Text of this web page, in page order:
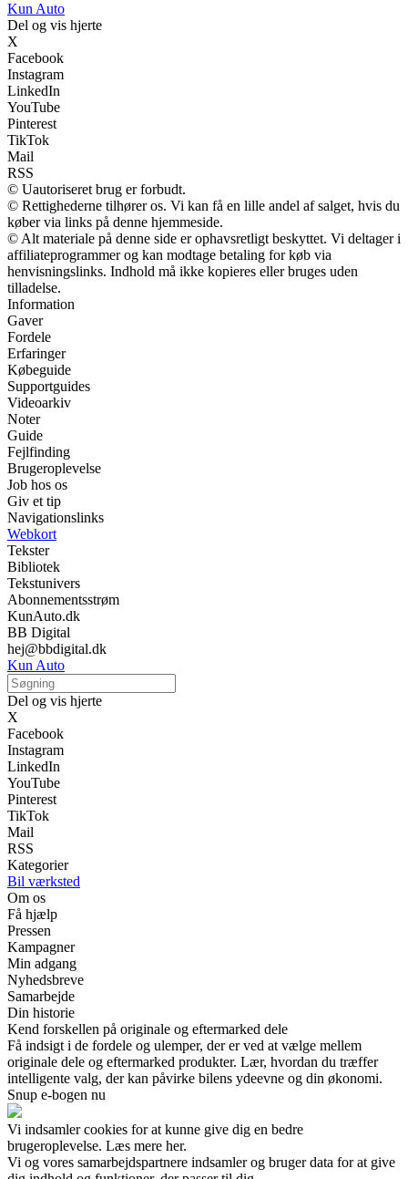
Kun Auto
Del og vis hjerte
X
Facebook
Instagram
LinkedIn
YouTube
Pinterest
TikTok
Mail
RSS
© Uautoriseret brug er forbudt.
© Rettighederne tilhører os. Vi kan få en lille andel af salget, hvis du
køber via links på denne hjemmeside.
© Alt materiale på denne side er ophavsretligt beskyttet. Vi deltager i
affiliateprogrammer og kan modtage betaling for køb via
henvisningslinks. Indhold må ikke kopieres eller bruges uden
tilladelse.
Information
Gaver
Fordele
Erfaringer
Købeguide
Supportguides
Videoarkiv
Noter
Guide
Fejlfinding
Brugeroplevelse
Job hos os
Giv et tip
Navigationslinks
Webkort
Tekster
Bibliotek
Tekstunivers
Abonnementsstrøm
KunAuto.dk
BB Digital
hej@bbdigital.dk
Kun Auto
Del og vis hjerte
X
Facebook
Instagram
LinkedIn
YouTube
Pinterest
TikTok
Mail
RSS
Kategorier
Bil værksted
Om os
Få hjælp
Pressen
Kampagner
Min adgang
Nyhedsbreve
Samarbejde
Din historie
Kend forskellen på originale og eftermarked dele
Få indsigt i de fordele og ulemper, der er ved at vælge mellem
originale dele og eftermarked produkter. Lær, hvordan du træffer
intelligente valg, der kan påvirke bilens ydeevne og din økonomi.
Snup e-bogen nu
Vi indsamler cookies for at kunne give dig en bedre
brugeroplevelse. Læs mere her.
Vi og vores samarbejdspartnere indsamler og bruger data for at give